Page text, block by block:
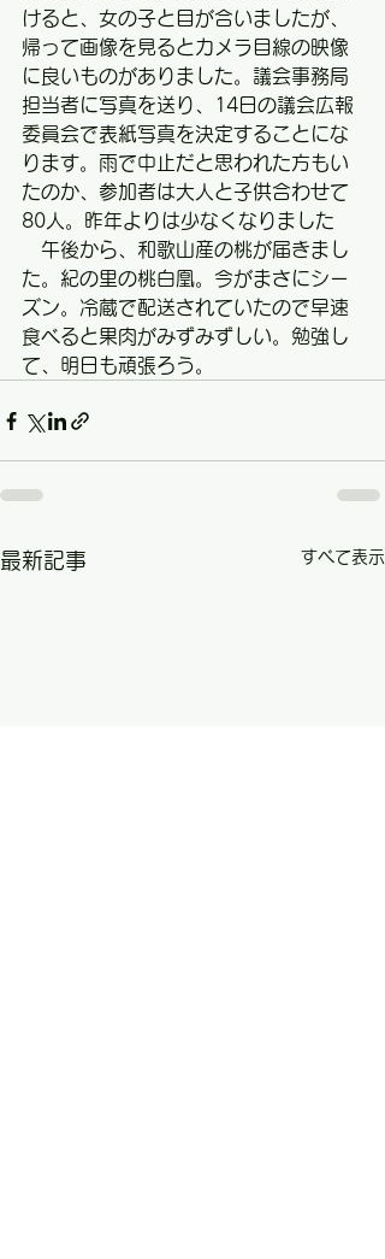
けると、女の子と目が合いましたが、
帰って画像を見るとカメラ目線の映像
に良いものがありました。議会事務局
担当者に写真を送り、14日の議会広報
委員会で表紙写真を決定することにな
ります。雨で中止だと思われた方もい
たのか、参加者は大人と子供合わせて
80人。昨年よりは少なくなりました
午後から、和歌山産の桃が届きまし
た。紀の里の桃白凰。今がまさにシー
ズン。冷蔵で配送されていたので早速
食べると果肉がみずみずしい。勉強し
て、明日も頑張ろう。
最新記事 すべて表示